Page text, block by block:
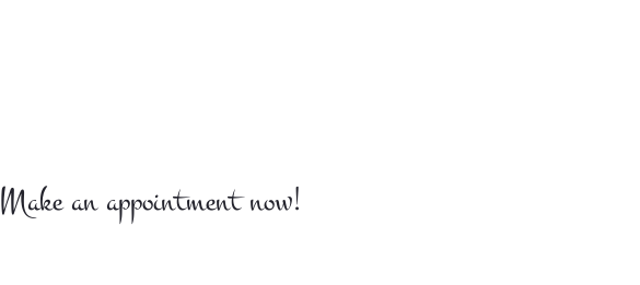
Make an appointment now!